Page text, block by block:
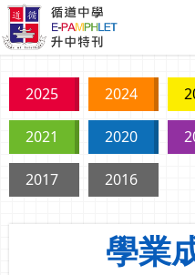
2025 2024
2021 2020
2017 2016
學業